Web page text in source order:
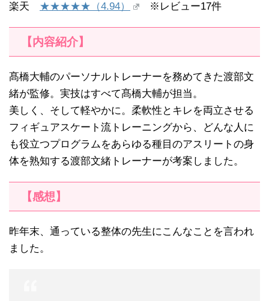
楽天 ★★★★★（4.94） ※レビュー17件
【内容紹介】
髙橋大輔のパーソナルトレーナーを務めてきた渡部文
緒が監修。実技はすべて髙橋大輔が担当。
美しく、そして軽やかに。柔軟性とキレを両立させる
フィギュアスケート流トレーニングから、どんな人に
も役立つプログラムをあらゆる種目のアスリートの身
体を熟知する渡部文緒トレーナーが考案しました。
【感想】
昨年末、通っている整体の先生にこんなことを言われ
ました。